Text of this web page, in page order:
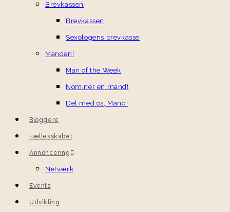
Brevkassen
Brevkassen
Sexologens brevkasse
Manden!
Man of the Week
Nominer en mand!
Del med os, Mand!
Bloggere
Fællesskabet
Annoncering
Netværk
Events
Udvikling